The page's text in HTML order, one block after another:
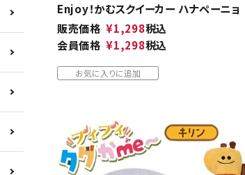
Enjoy！かむスクイーカー ハナペーニョ
販売価格 ¥1,298税込
会員価格 ¥1,298税込
お気に入りに追加